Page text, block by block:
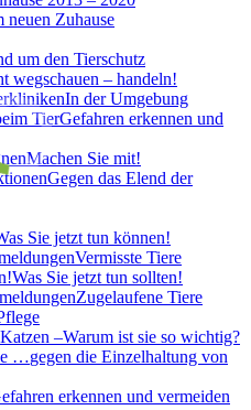
neuen Zuhause
um den Tierschutz
wegschauen – handeln!
In der Umgebung
TierGefahren erkennen und
Machen Sie mit!
Gegen das Elend der
Sie jetzt tun können!
Vermisste Tiere
Was Sie jetzt tun sollten!
Zugelaufene Tiere
–Warum ist sie so wichtig?
…gegen die Einzelhaltung von
erkennen und vermeiden